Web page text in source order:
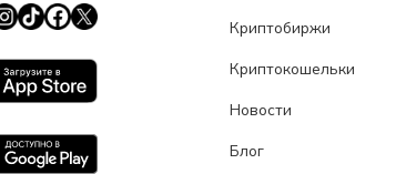
Криптобиржи
Криптокошельки
Новости
Блог